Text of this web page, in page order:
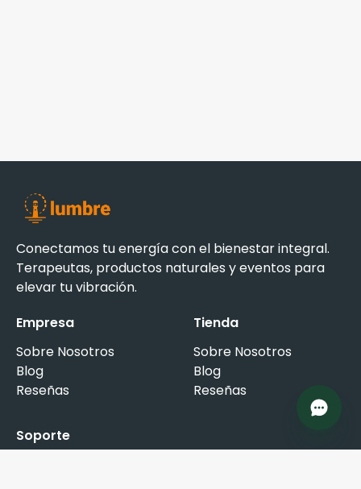
Conectamos tu energía con el bienestar integral.
Terapeutas, productos naturales y eventos para
elevar tu vibración.
Empresa
Sobre Nosotros
Blog
Reseñas
Tienda
Sobre Nosotros
Blog
Reseñas
Soporte